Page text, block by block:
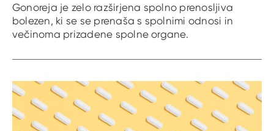
Gonoreja je zelo razširjena spolno prenosljiva
bolezen, ki se se prenaša s spolnimi odnosi in
večinoma prizadene spolne organe.